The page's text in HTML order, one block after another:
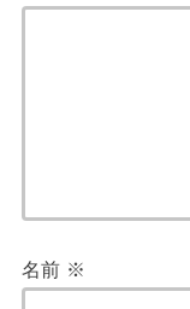
名前 ※